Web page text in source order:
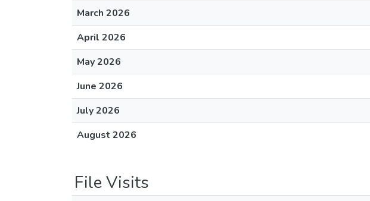
March 2026
April 2026
May 2026
June 2026
July 2026
August 2026
File Visits